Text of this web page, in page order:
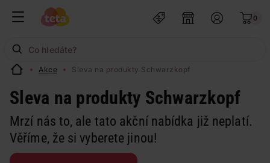
0
Akce Sleva na produkty Schwarzkopf
Sleva na produkty Schwarzkopf
Mrzí nás to, ale tato akční nabídka již neplatí.
Věříme, že si vyberete jinou!